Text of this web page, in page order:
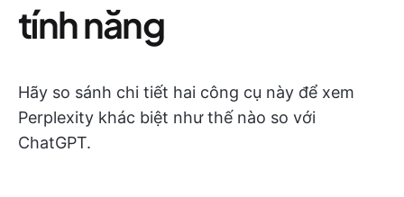
tính năng
Hãy so sánh chi tiết hai công cụ này để xem
Perplexity khác biệt như thế nào so với
ChatGPT.